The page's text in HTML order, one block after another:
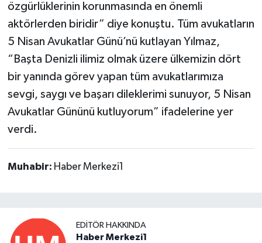
özgürlüklerinin korunmasında en önemli
aktörlerden biridir” diye konuştu. Tüm avukatların
5 Nisan Avukatlar Günü’nü kutlayan Yılmaz,
“Başta Denizli ilimiz olmak üzere ülkemizin dört
bir yanında görev yapan tüm avukatlarımıza
sevgi, saygı ve başarı dileklerimi sunuyor, 5 Nisan
Avukatlar Gününü kutluyorum” ifadelerine yer
verdi.
Muhabir: Haber Merkezi1
EDITÖR HAKKINDA
Haber Merkezi1